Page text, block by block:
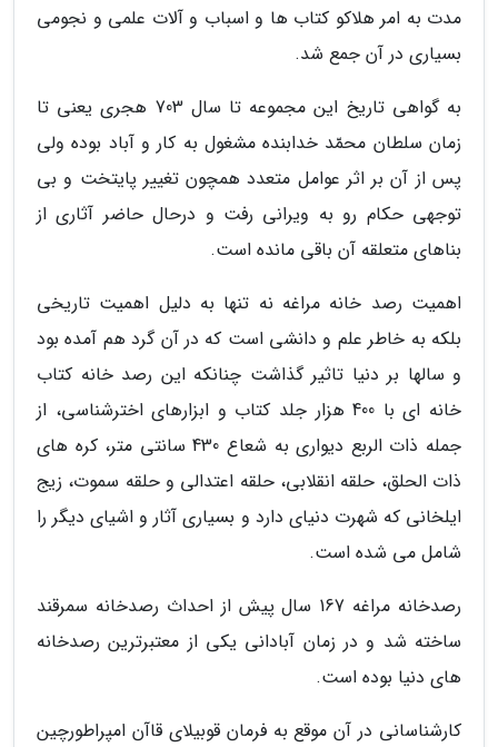
مدت به امر هلاکو کتاب ها و اسباب و آلات علمی و نجومی
بسیاری در آن جمع شد.
به گواهی تاریخ این مجموعه تا سال 703 هجری یعنی تا
زمان سلطان محمّد خدابنده مشغول به کار و آباد بوده ولی
پس از آن بر اثر عوامل متعدد همچون تغییر پایتخت و بی
توجهی حکام رو به ویرانی رفت و درحال حاضر آثاری از
بناهای متعلقه آن باقی مانده است.
اهمیت رصد خانه مراغه نه تنها به دلیل اهمیت تاریخی
بلکه به خاطر علم و دانشی است که در آن گرد هم آمده بود
و سالها بر دنیا تاثیر گذاشت چنانکه این رصد خانه کتاب
خانه ای با 400 هزار جلد کتاب و ابزارهای اخترشناسی، از
جمله ذات الربع دیواری به شعاع 430 سانتی متر، کره های
ذات الحلق، حلقه انقلابی، حلقه اعتدالی و حلقه سموت، زیج
ایلخانی که شهرت دنیای دارد و بسیاری آثار و اشیای دیگر را
شامل می شده است.
رصدخانه مراغه 167 سال پیش از احداث رصدخانه سمرقند
ساخته شد و در زمان آبادانی یکی از معتبرترین رصدخانه
های دنیا بوده است.
کارشناسانی در آن موقع به فرمان قوبیلای قاآن امپراطورچین